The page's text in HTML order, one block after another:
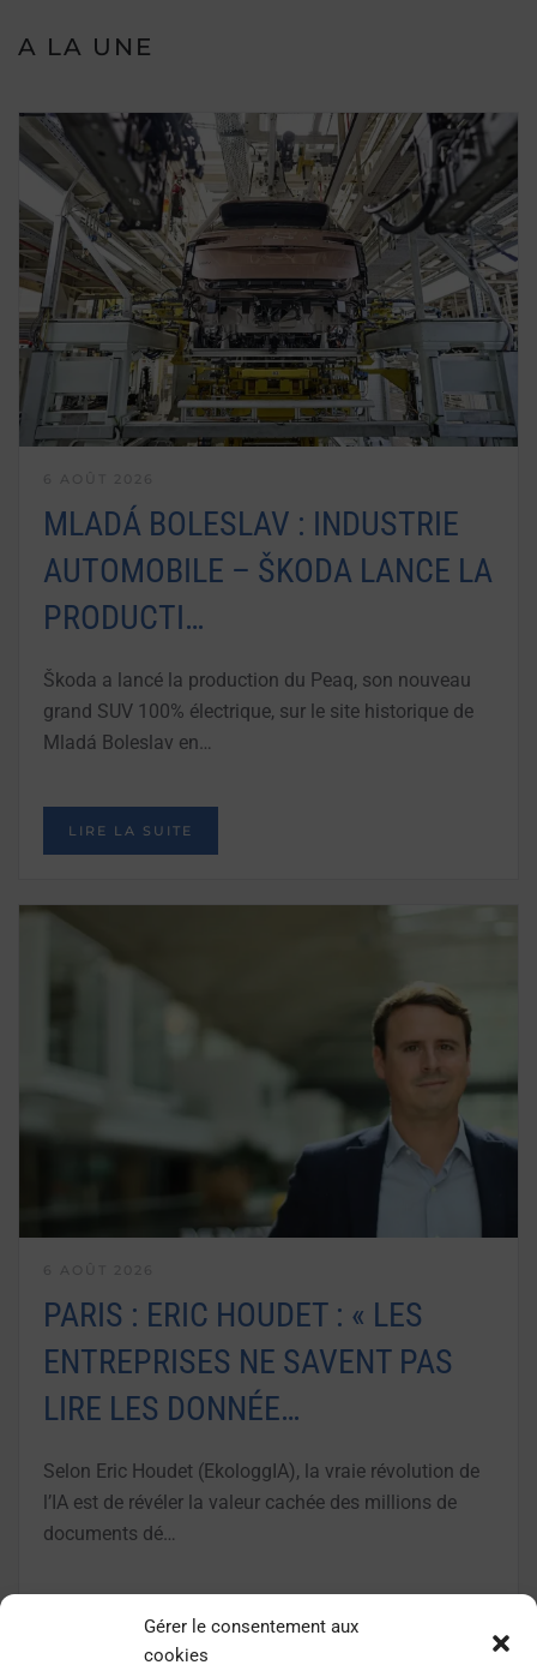
Gérer le consentement aux
cookies
A LA UNE
MLADÁ BOLESLAV : INDUSTRIE
AUTOMOBILE – ŠKODA LANCE LA
PRODUCTI…
Škoda a lancé la production du Peaq, son nouveau
grand SUV 100% électrique, sur le site historique de
Mladá Boleslav en…
LIRE LA SUITE
PARIS : ERIC HOUDET : « LES
ENTREPRISES NE SAVENT PAS
LIRE LES DONNÉE…
Selon Eric Houdet (EkologgIA), la vraie révolution de
l’IA est de révéler la valeur cachée des millions de
documents dé…
LIRE LA SUITE